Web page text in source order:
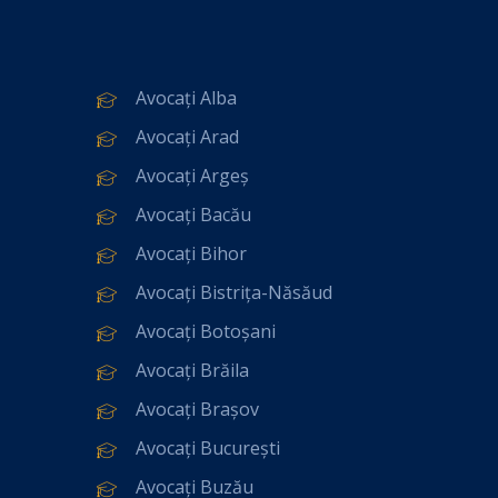
Avocați Alba
Avocați Arad
Avocați Argeș
Avocați Bacău
Avocați Bihor
Avocați Bistrița-Năsăud
Avocați Botoșani
Avocați Brăila
Avocați Brașov
Avocați București
Avocați Buzău